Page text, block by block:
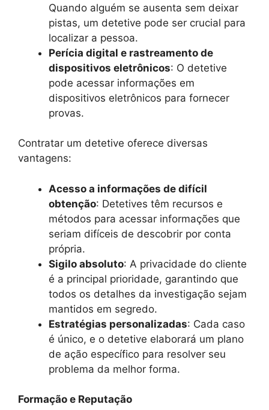
Quando alguém se ausenta sem deixar
pistas, um detetive pode ser crucial para
localizar a pessoa.
Perícia digital e rastreamento de
dispositivos eletrônicos: O detetive
pode acessar informações em
dispositivos eletrônicos para fornecer
provas.
Contratar um detetive oferece diversas
vantagens:
Acesso a informações de difícil
obtenção: Detetives têm recursos e
métodos para acessar informações que
seriam difíceis de descobrir por conta
própria.
Sigilo absoluto: A privacidade do cliente
é a principal prioridade, garantindo que
todos os detalhes da investigação sejam
mantidos em segredo.
Estratégias personalizadas: Cada caso
é único, e o detetive elaborará um plano
de ação específico para resolver seu
problema da melhor forma.
Formação e Reputação